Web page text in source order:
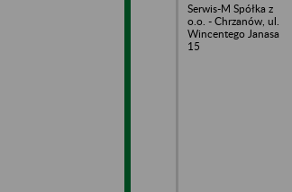
Serwis-M Spółka z
o.o. - Chrzanów, ul.
Wincentego Janasa
15